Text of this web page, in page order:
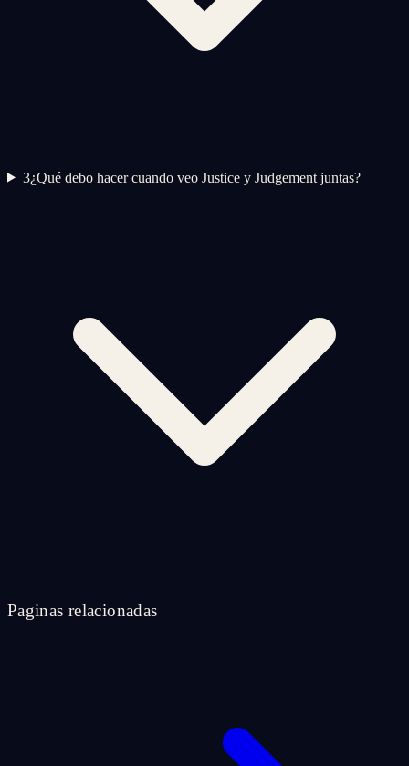
3¿Qué debo hacer cuando veo Justice y Judgement juntas?
Paginas relacionadas